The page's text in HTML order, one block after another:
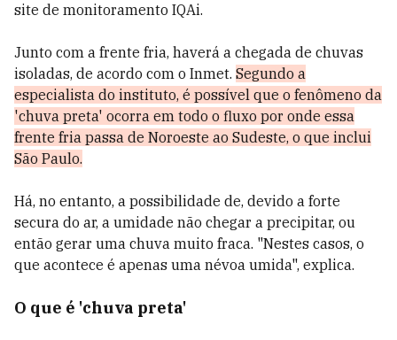
site de monitoramento IQAi.
Junto com a frente fria, haverá a chegada de chuvas
isoladas, de acordo com o Inmet. Segundo a
especialista do instituto, é possível que o fenômeno da
'chuva preta' ocorra em todo o fluxo por onde essa
frente fria passa de Noroeste ao Sudeste, o que inclui
São Paulo.
Há, no entanto, a possibilidade de, devido a forte
secura do ar, a umidade não chegar a precipitar, ou
então gerar uma chuva muito fraca. "Nestes casos, o
que acontece é apenas uma névoa umida", explica.
O que é 'chuva preta'